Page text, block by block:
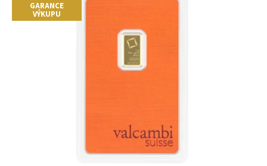
GARANCE
VÝKUPU